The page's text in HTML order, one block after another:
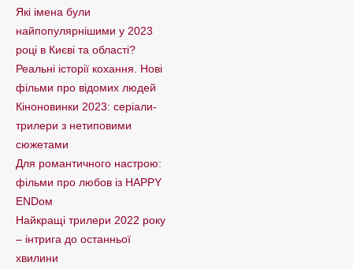
Які імена були
найпопулярнішими у 2023
році в Києві та області?
Реальні історії кохання. Нові
фільми про відомих людей
Кіноновинки 2023: серіали-
трилери з нетиповими
сюжетами
Для романтичного настрою:
фільми про любов із HAPPY
ENDом
Найкращі трилери 2022 року
– інтрига до останньої
хвилини